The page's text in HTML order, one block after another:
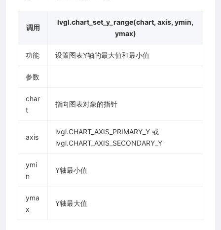
调用
lvgl.chart_set_y_range(chart, axis, ymin,
ymax)
功能 设置图表Y轴的最大值和最小值
参数
char
t
指向图表对象的指针
axis
lvgl.CHART_AXIS_PRIMARY_Y 或
lvgl.CHART_AXIS_SECONDARY_Y
ymi
n
Y轴最小值
yma
x
Y轴最大值